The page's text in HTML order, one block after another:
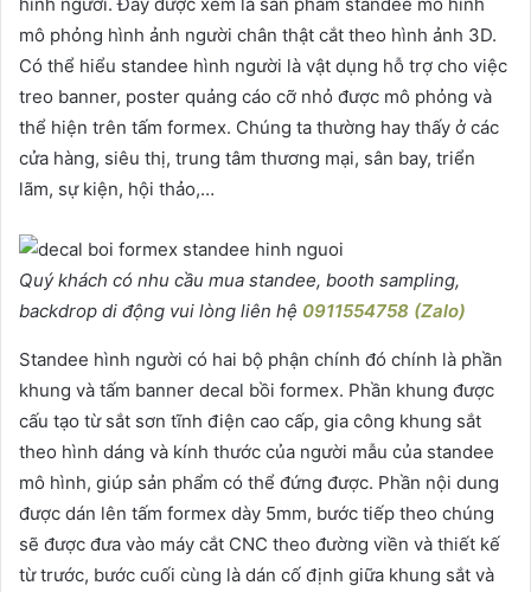
mô phỏng hình ảnh người chân thật cắt theo hình ảnh 3D.
Có thể hiểu standee hình người là vật dụng hỗ trợ cho việc
treo banner, poster quảng cáo cỡ nhỏ được mô phỏng và
thể hiện trên tấm formex. Chúng ta thường hay thấy ở các
cửa hàng, siêu thị, trung tâm thương mại, sân bay, triển
lãm, sự kiện, hội thảo,…
Quý khách có nhu cầu mua standee, booth sampling,
backdrop di động vui lòng liên hệ 0911554758 (Zalo)
Standee hình người có hai bộ phận chính đó chính là phần
khung và tấm banner decal bồi formex. Phần khung được
cấu tạo từ sắt sơn tĩnh điện cao cấp, gia công khung sắt
theo hình dáng và kính thước của người mẫu của standee
mô hình, giúp sản phẩm có thể đứng được. Phần nội dung
được dán lên tấm formex dày 5mm, bước tiếp theo chúng
sẽ được đưa vào máy cắt CNC theo đường viền và thiết kế
từ trước, bước cuối cùng là dán cố định giữa khung sắt và